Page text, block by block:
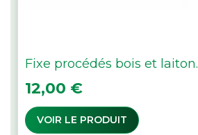
Fixe procédés bois et laiton.
Prix
12,00 €
VOIR LE PRODUIT